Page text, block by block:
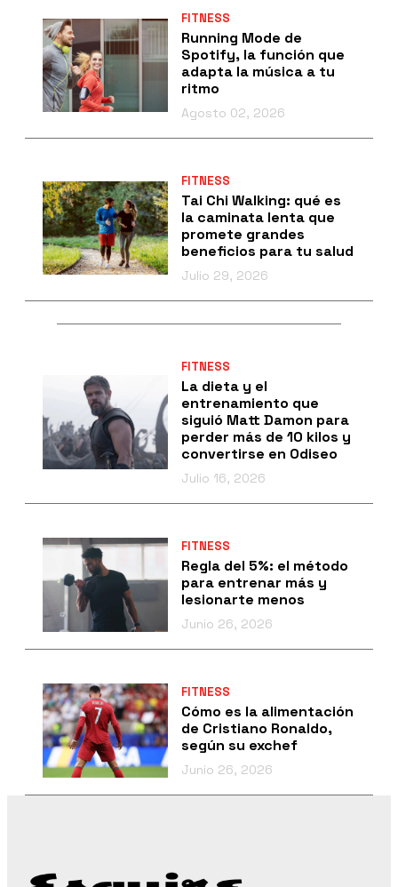
FITNESS
Running Mode de
Spotify, la función que
adapta la música a tu
ritmo
Agosto 02, 2026
FITNESS
Tai Chi Walking: qué es
la caminata lenta que
promete grandes
beneficios para tu salud
Julio 29, 2026
FITNESS
La dieta y el
entrenamiento que
siguió Matt Damon para
perder más de 10 kilos y
convertirse en Odiseo
Julio 16, 2026
FITNESS
Regla del 5%: el método
para entrenar más y
lesionarte menos
Junio 26, 2026
FITNESS
Cómo es la alimentación
de Cristiano Ronaldo,
según su exchef
Junio 26, 2026